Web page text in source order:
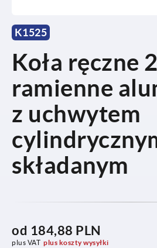
K1525
Koła ręczne
ramienne
z uchwytem
składanym
od 184,88 PLN
plus VAT plus koszty wysyłki